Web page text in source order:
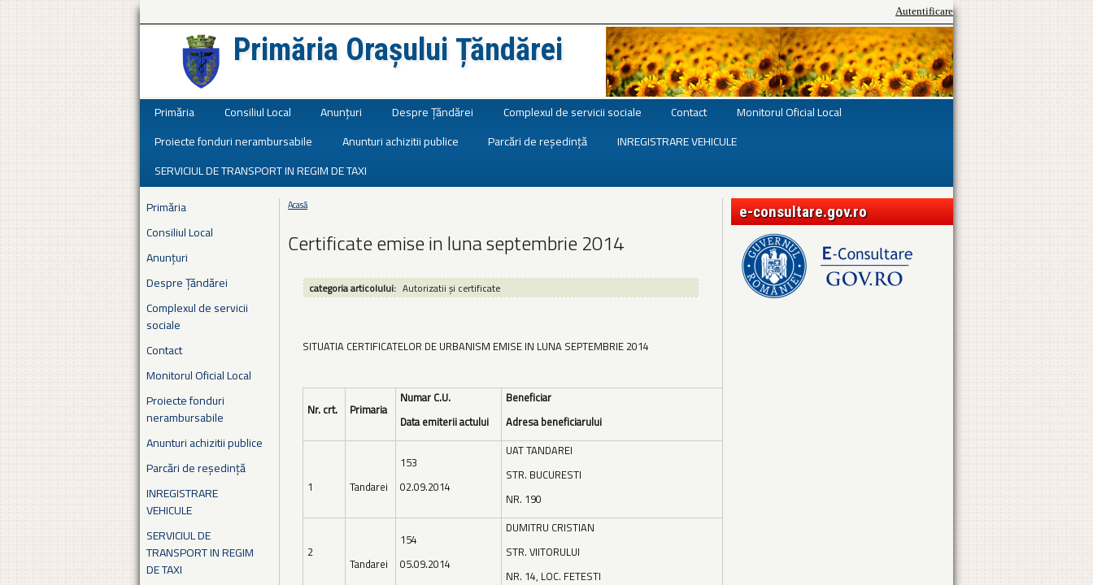
Autentificare
Primăria Orașului Țăndărei
Primăria Consiliul Local Anunțuri Despre Țăndărei Complexul de servicii sociale Contact
Monitorul Oficial Local
Proiecte fonduri nerambursabile
Anunturi achizitii publice Parcări de reședință
INREGISTRARE VEHICULE
SERVICIUL DE TRANSPORT IN REGIM DE TAXI
Primăria
Consiliul Local
Anunțuri
Despre Țăndărei
Complexul de servicii
sociale
Contact
Monitorul Oficial Local
Proiecte fonduri
nerambursabile
Anunturi achizitii publice
Parcări de reședință
INREGISTRARE
VEHICULE
SERVICIUL DE
TRANSPORT IN REGIM
DE TAXI
Eşti aici
Acasă
Certificate emise in luna septembrie 2014
categoria articolului: Autorizatii și certificate
SITUATIA CERTIFICATELOR DE URBANISM EMISE IN LUNA SEPTEMBRIE 2014
Nr. crt. Primaria
Numar C.U.
Data emiterii actului
Beneficiar
Adresa beneficiarului
1 Tandarei
153
02.09.2014
UAT TANDAREI
STR. BUCURESTI
NR. 190
2
Tandarei
154
05.09.2014
DUMITRU CRISTIAN
STR. VIITORULUI
NR. 14, LOC. FETESTI
e-consultare.gov.ro